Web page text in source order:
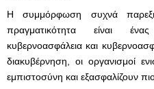
Η συμμόρφωση συχνά
πραγματικότητα είναι
κυβερνοασφάλεια και
διακυβέρνηση, οι οργανισμοί
εμπιστοσύνη και εξασφαλίζουν